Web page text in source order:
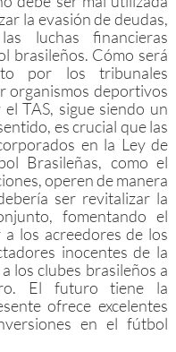
la evasión de deudas,
luchas financieras
brasileños. Cómo será
por los tribunales
organismos deportivos
TAS, sigue siendo un
es crucial que las
en la Ley de
Brasileñas, como el
operen de manera
ser revitalizar la
fomentando el
los acreedores de los
inocentes de la
los clubes brasileños a
El futuro tiene la
ofrece excelentes
en el fútbol